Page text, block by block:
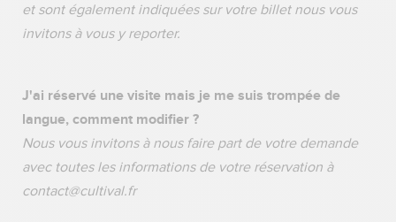
et sont également indiquées sur votre billet nous vous
invitons à vous y reporter.
J'ai réservé une visite mais je me suis trompée de
langue, comment modifier ?
Nous vous invitons à nous faire part de votre demande
avec toutes les informations de votre réservation à
contact@cultival.fr